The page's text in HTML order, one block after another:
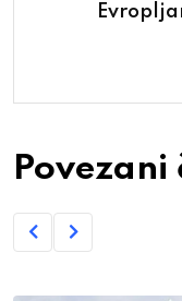
Povezani